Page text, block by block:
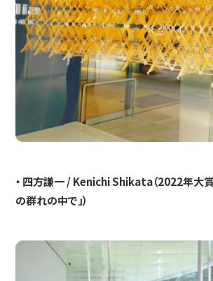
・ 四方謙一 / Kenichi Shikata（2022年大
の群れの中で」）